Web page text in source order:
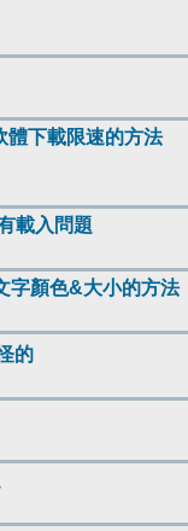
體下載限速的方法
載入問題
字顏色&大小的方法
的